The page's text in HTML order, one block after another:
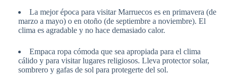
La mejor época para visitar Marruecos es en primavera (de
marzo a mayo) o en otoño (de septiembre a noviembre). El
clima es agradable y no hace demasiado calor.
Empaca ropa cómoda que sea apropiada para el clima
cálido y para visitar lugares religiosos. Lleva protector solar,
sombrero y gafas de sol para protegerte del sol.